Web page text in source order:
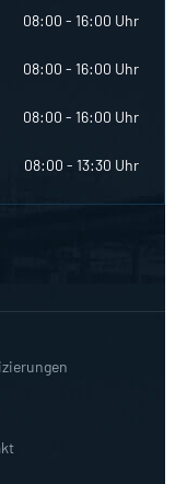
08:00 - 16:00 Uhr
08:00 - 16:00 Uhr
08:00 - 16:00 Uhr
08:00 - 13:30 Uhr